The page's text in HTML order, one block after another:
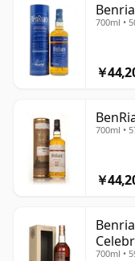
700ml •
￥
700ml •
￥
700ml •